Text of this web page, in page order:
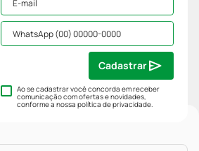
Ao se cadastrar você concorda em receber
comunicação com ofertas e novidades,
conforme a nossapolítica de privacidade.
Cadastrar